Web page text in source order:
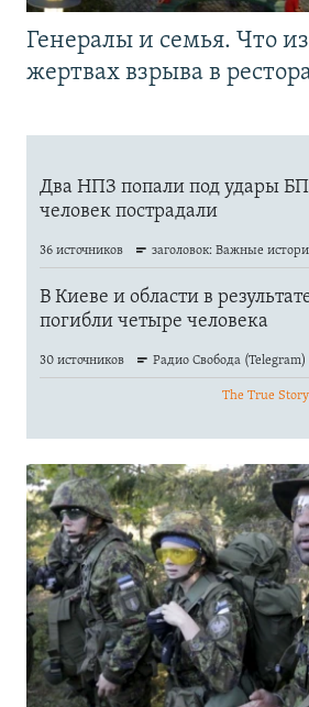
Генералы и семья. Что
жертвах взрыва в